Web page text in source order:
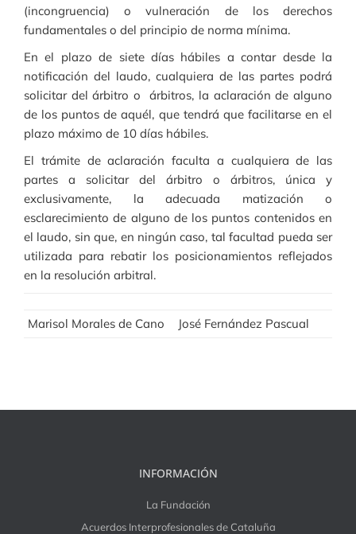
(incongruencia) o vulneración de los derechos
fundamentales o del principio de norma mínima.
En el plazo de siete días hábiles a contar desde la
notificación del laudo, cualquiera de las partes podrá
solicitar del árbitro o árbitros, la aclaración de alguno
de los puntos de aquél, que tendrá que facilitarse en el
plazo máximo de 10 días hábiles.
El trámite de aclaración faculta a cualquiera de las
partes a solicitar del árbitro o árbitros, única y
exclusivamente, la adecuada matización o
esclarecimiento de alguno de los puntos contenidos en
el laudo, sin que, en ningún caso, tal facultad pueda ser
utilizada para rebatir los posicionamientos reflejados
en la resolución arbitral.
Marisol Morales de Cano José Fernández Pascual
INFORMACIÓN
La Fundación
Acuerdos Interprofesionales de Cataluña